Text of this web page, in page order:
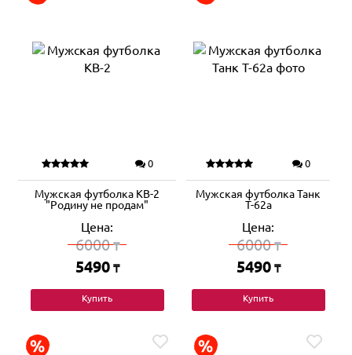
0
Мужская футболка КВ-2
"Родину не продам"
Цена:
6000₸
5490 ₸
Купить
0
Мужская футболка Танк
Т-62а
Цена:
6000₸
5490 ₸
Купить